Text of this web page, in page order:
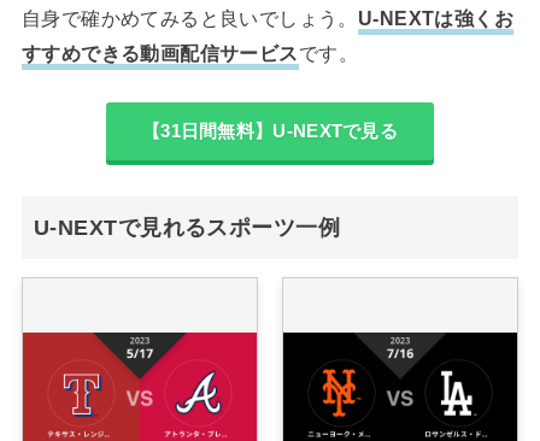
自身で確かめてみると良いでしょう。 U-NEXTは強くお
すすめできる動画配信サービスです。
【31日間無料】U-NEXTで見る
U-NEXTで見れるスポーツ一例